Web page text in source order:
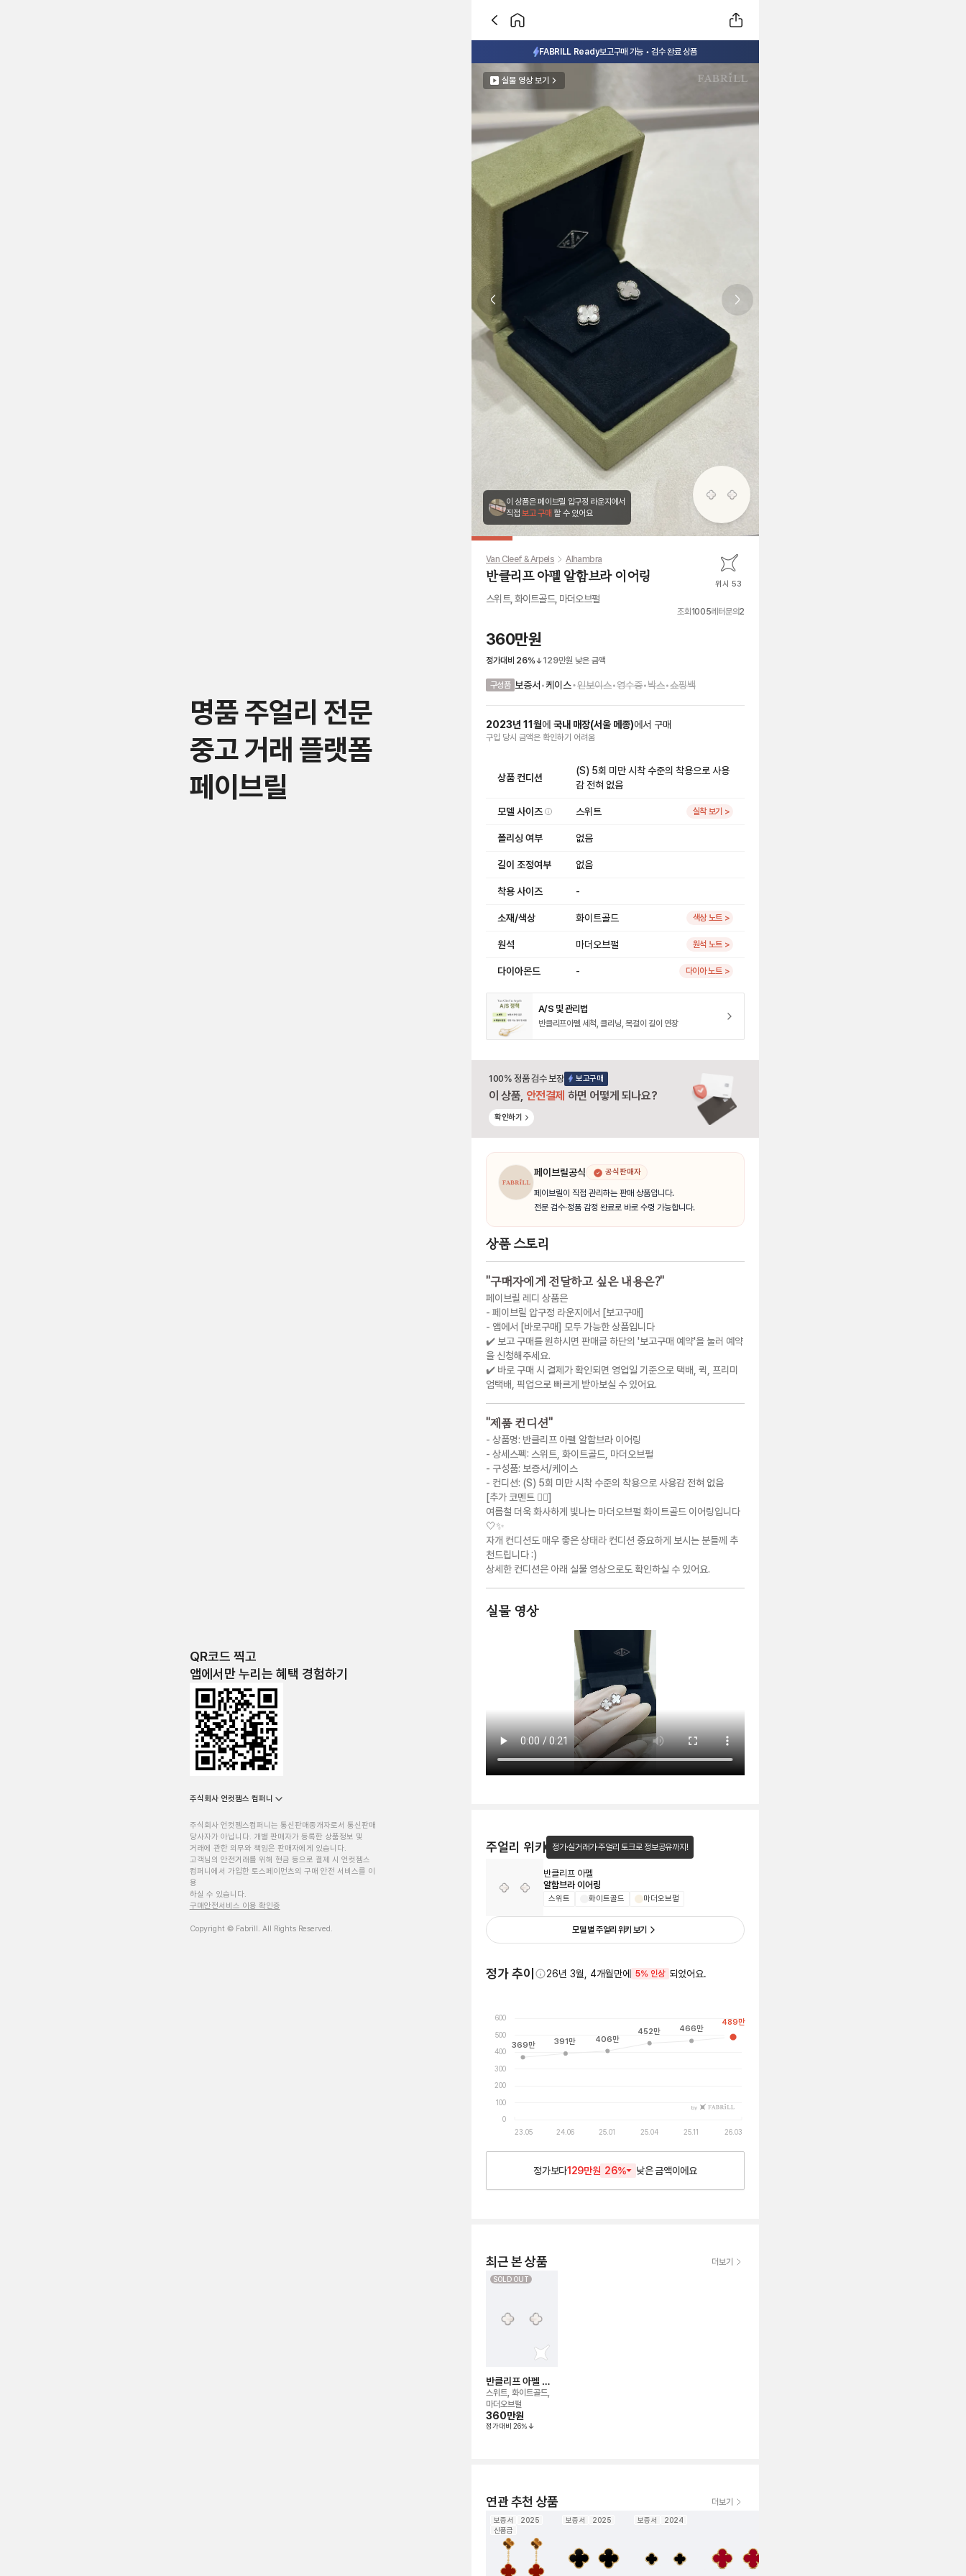
명품 주얼리 전문
중고 거래 플랫폼
페이브릴
QR코드 찍고
앱에서만 누리는 혜택 경험하기
주식회사 언컷젬스 컴퍼니
주식회사 언컷젬스컴퍼니는 통신판매중개자로서 통신판매
당사자가 아닙니다. 개별 판매자가 등록한 상품정보 및
거래에 관한 의무와 책임은 판매자에게 있습니다.
고객님의 안전거래를 위해 현금 등으로 결제 시 언컷젬스
컴퍼니에서 가입한 토스페이먼츠의 구매 안전 서비스를 이
용
하실 수 있습니다.
구매안전서비스 이용 확인증
Copyright © Fabrill. All Rights Reserved.
FABRILL Ready보고구매 가능 • 검수 완료 상품
실물 영상 보기
이 상품은 페이브릴 압구정 라운지에서
직접 보고 구매 할 수 있어요
Previous slide Next slide
Van Cleef & Arpels Alhambra
반클리프 아펠 알함브라 이어링 위시 53
스위트, 화이트골드, 마더오브펄
조회1005레터문의2
360만원
정가대비 26% 129만원 낮은 금액
구성품 보증서•케이스•인보이스•영수증•박스•쇼핑백
2023년 11월에 국내 매장(서울 메종)에서 구매
구입 당시 금액은 확인하기 어려움
상품 컨디션
(S) 5회 미만 시착 수준의 착용으로 사용
감 전혀 없음
모델 사이즈 스위트 실착 보기 >
폴리싱 여부 없음
길이 조정여부 없음
착용 사이즈 -
소재/색상 화이트골드 색상 노트 >
원석 마더오브펄 원석 노트 >
다이아몬드 - 다이아 노트 >
A/S 및 관리법
반클리프아펠 세척, 클리닝, 목걸이 길이 연장
100% 정품 검수 보장 보고구매
이 상품, 안전결제 하면 어떻게 되나요?
확인하기
페이브릴공식 공식판매자
페이브릴이 직접 관리하는 판매 상품입니다.
전문 검수·정품 감정 완료로 바로 수령 가능합니다.
상품 스토리
"구매자에게 전달하고 싶은 내용은?"
페이브릴 레디 상품은
- 페이브릴 압구정 라운지에서 [보고구매]
- 앱에서 [바로구매] 모두 가능한 상품입니다
✔️ 보고 구매를 원하시면 판매글 하단의 '보고구매 예약'을 눌러 예약
을 신청해주세요.
✔️ 바로 구매 시 결제가 확인되면 영업일 기준으로 택배, 퀵, 프리미
엄택배, 픽업으로 빠르게 받아보실 수 있어요.
"제품 컨디션"
- 상품명: 반클리프 아펠 알함브라 이어링
- 상세스펙: 스위트, 화이트골드, 마더오브펄
- 구성품: 보증서/케이스
- 컨디션: (S) 5회 미만 시착 수준의 착용으로 사용감 전혀 없음
[추가 코멘트 💁‍♀️]
여름철 더욱 화사하게 빛나는 마더오브펄 화이트골드 이어링입니다
🤍✨
자개 컨디션도 매우 좋은 상태라 컨디션 중요하게 보시는 분들께 추
천드립니다 :)
상세한 컨디션은 아래 실물 영상으로도 확인하실 수 있어요.
실물 영상
주얼리 위키 정가·실거래가·주얼리 토크로 정보공유까지!
반클리프 아펠
알함브라 이어링
스위트 화이트골드 마더오브펄
모델 별 주얼리 위키 보기
정가 추이 26년 3월, 4개월만에 5% 인상 되었어요.
0
100
200
300
400
500
600
23.05 24.06 25.01 25.04 25.11 26.03
by
369만 391만 406만
452만 466만
489만
정가보다129만원 26% 낮은금액이에요
최근 본 상품 더보기
SOLD OUT
반클리프 아펠 알
함브라 이어링
스위트, 화이트골드,
마더오브펄
360만원
정가대비 26%
연관 추천 상품 더보기
보증서
2025
신품급
보증서 2025 보증서 2024